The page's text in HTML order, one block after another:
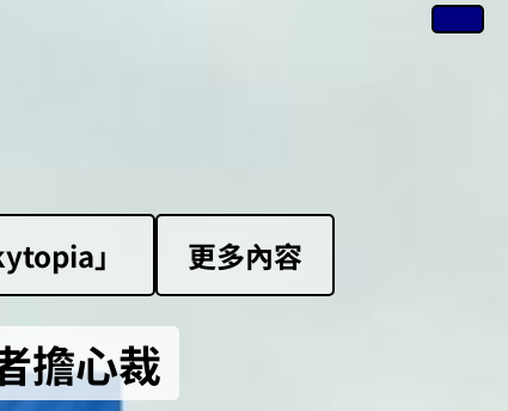
」 更多內容
擔心裁